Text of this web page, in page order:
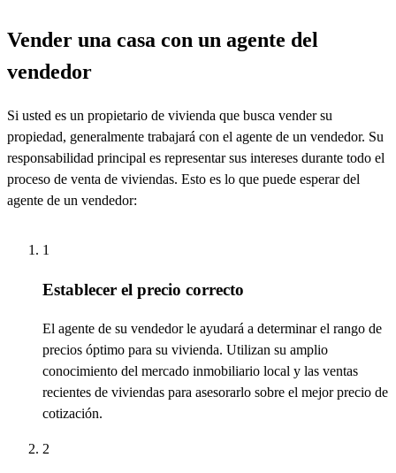
Vender una casa con un agente del
vendedor
Si usted es un propietario de vivienda que busca vender su
propiedad, generalmente trabajará con el agente de un vendedor. Su
responsabilidad principal es representarsus intereses durante todo el
proceso de venta de viviendas. Esto es lo que puede esperar del
agente de un vendedor:
1
Establecer el precio correcto
El agente de su vendedor le ayudará a determinarel rango de
precios óptimo para su vivienda. Utilizan su amplio
conocimiento del mercado inmobiliario local y las ventas
recientes de viviendas para asesorarlo sobre el mejor precio de
cotización.
2